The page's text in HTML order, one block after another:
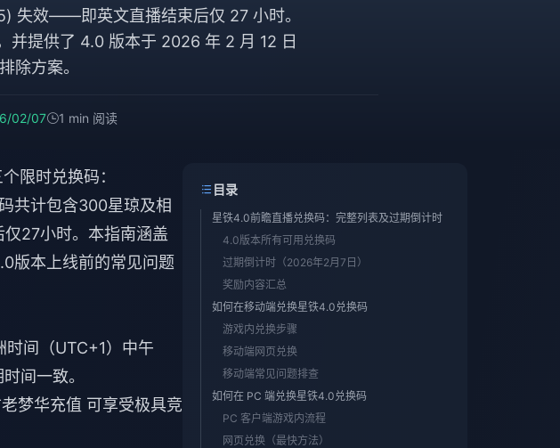
失效——即英文直播结束后仅 27 小时。
并提供了 4.0 版本于 2026 年 2 月 12 日
除方案。
02/07 1 min 阅读
限时兑换码：
共计包含300星琼及相
27小时。本指南涵盖
版本上线前的常见问题
间（UTC+1）中午
间一致。
梦华充值 可享受极具竞
目录
星铁4.0前瞻直播兑换码：完整列表及过期倒计时
4.0版本所有可用兑换码
过期倒计时（2026年2月7日）
奖励内容汇总
如何在移动端兑换星铁4.0兑换码
游戏内兑换步骤
移动端网页兑换
移动端常见问题排查
如何在 PC 端兑换星铁4.0兑换码
PC 客户端游戏内流程
网页兑换（最快方法）